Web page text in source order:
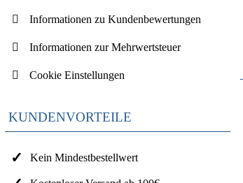
Informationen zu Kundenbewertungen
Informationen zur Mehrwertsteuer
Cookie Einstellungen
KUNDENVORTEILE
Kein Mindestbestellwert